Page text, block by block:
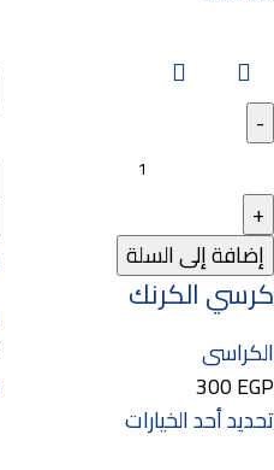
إضافة إلى السلة
كرسي الكرنك
الكراسى
300EGP
تحديد أحد الخيارات